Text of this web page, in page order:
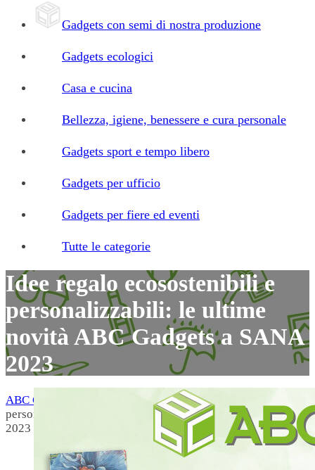
Gadgets con semi di nostra produzione
Gadgets ecologici
Casa e cucina
Bellezza, igiene, benessere e cura personale
Gadgets sport e tempo libero
Gadgets per ufficio
Gadgets per fiere ed eventi
Tutte le categorie
Idee regalo ecosostenibili e
personalizzabili: le ultime
novità ABC Gadgets a SANA
2023
ABC Gadgets
Idee regalo ecosostenibili e
personalizzabili: le ultime novità ABC Gadgets a SANA
2023